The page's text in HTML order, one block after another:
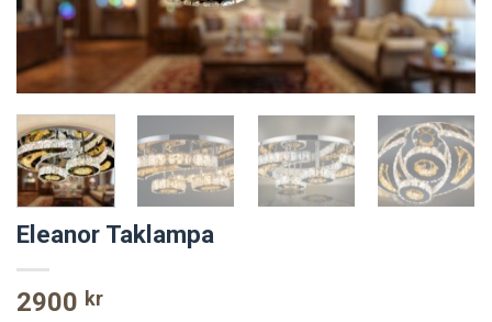
Eleanor Taklampa
2900 kr